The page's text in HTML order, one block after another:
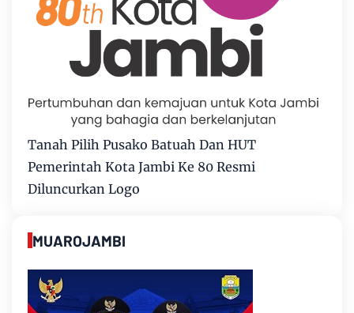
Tanah Pilih Pusako Batuah Dan HUT
Pemerintah Kota Jambi Ke 80 Resmi
Diluncurkan Logo
MUAROJAMBI